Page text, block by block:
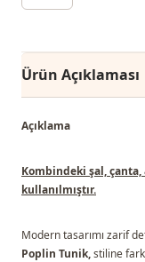
Ürün Açıklaması
Açıklama
Kombindeki şal, çanta,
kullanılmıştır.
Modern tasarımı zarif
Poplin Tunik,stiline